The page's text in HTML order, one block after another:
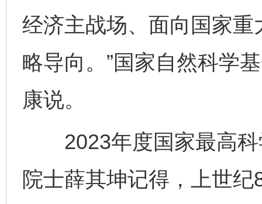
经济主战场、面向国家
略导向。”国家自然科学
康说。
2023年度国家最高科
院士薛其坤记得，上世